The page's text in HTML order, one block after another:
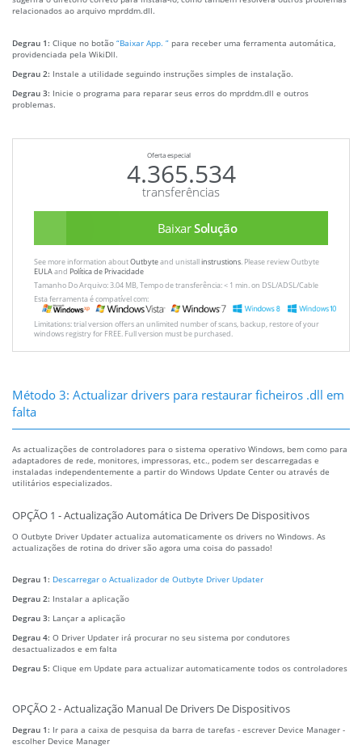
relacionados ao arquivo mprddm.dll.
Degrau 1: Clique no botão “Baixar App. ” para receber uma ferramenta automática,
providenciada pela WikiDll.
Degrau 2: Instale a utilidade seguindo instruções simples de instalação.
Degrau 3: Inicie o programa para reparar seus erros do mprddm.dll e outros
problemas.
Oferta especial
4.365.534
transferências
BaixarSolução
See more information aboutOutbyteand unistallinstrustions. Please review Outbyte
EULAand Política de Privacidade
Tamanho Do Arquivo: 3.04 MB, Tempo de transferência: < 1 min. on DSL/ADSL/Cable
Esta ferramenta é compatível com:
Limitations: trial version offers an unlimited number of scans, backup, restore of your
windows registry for FREE. Full version must be purchased.
Método 3: Actualizar drivers para restaurar ficheiros .dll em
falta
As actualizações de controladores para o sistema operativo Windows, bem como para
adaptadores de rede, monitores, impressoras, etc., podem ser descarregadas e
instaladas independentemente a partir do Windows Update Center ou através de
utilitários especializados.
OPÇÃO 1 - Actualização Automática De Drivers De Dispositivos
O Outbyte Driver Updater actualiza automaticamente os drivers no Windows. As
actualizações de rotina do driver são agora uma coisa do passado!
Degrau 1: Descarregar o Actualizador de Outbyte Driver Updater
Degrau 2: Instalar a aplicação
Degrau 3: Lançar a aplicação
Degrau 4: O Driver Updater irá procurar no seu sistema por condutores
desactualizados e em falta
Degrau 5: Clique em Update para actualizar automaticamente todos os controladores
OPÇÃO 2 - Actualização Manual De Drivers De Dispositivos
Degrau 1: Ir para a caixa de pesquisa da barra de tarefas - escrever Device Manager -
escolher Device Manager